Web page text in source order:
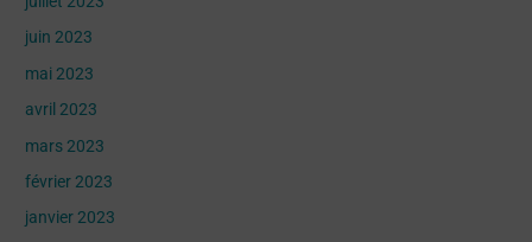
juin 2023
mai 2023
avril 2023
mars 2023
février 2023
janvier 2023